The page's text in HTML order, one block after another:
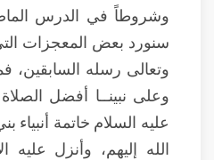
وشروطاً في الدرس
سنورد بعض المعجزات
وتعالى رسله السابقين،
وعلى نبينــا أفضل
عليه السلام خاتمة أنبياء
الله إليهم، وأنزل عليه